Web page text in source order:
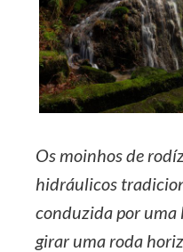
Os moinhos de
hidráulicos
conduzida por uma
girar uma roda